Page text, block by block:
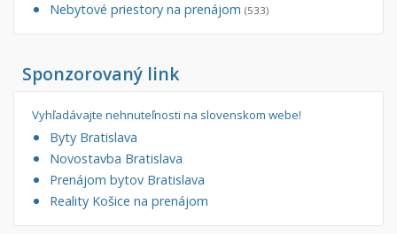
Nebytové priestory na prenájom (533)
Sponzorovaný link
Vyhľadávajte nehnuteľnosti na slovenskom webe!
Byty Bratislava
Novostavba Bratislava
Prenájom bytov Bratislava
Reality Košice na prenájom